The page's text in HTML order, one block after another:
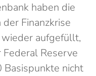
haben die
Finanzkrise
aufgefüllt,
Reserve
Basispunkte nicht